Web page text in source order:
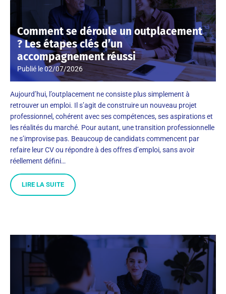
Comment se déroule un outplacement
? Les étapes clés d’un
accompagnement réussi
Publié le02/07/2026
Aujourd’hui, l’outplacement ne consiste plus simplement à
retrouver un emploi. Il s’agit de construire un nouveau projet
professionnel, cohérent avec ses compétences, ses aspirations et
les réalités du marché. Pour autant, une transition professionnelle
ne s’improvise pas. Beaucoup de candidats commencent par
refaire leur CV ou répondre à des offres d’emploi, sans avoir
réellement défini…
LIRE LA SUITE